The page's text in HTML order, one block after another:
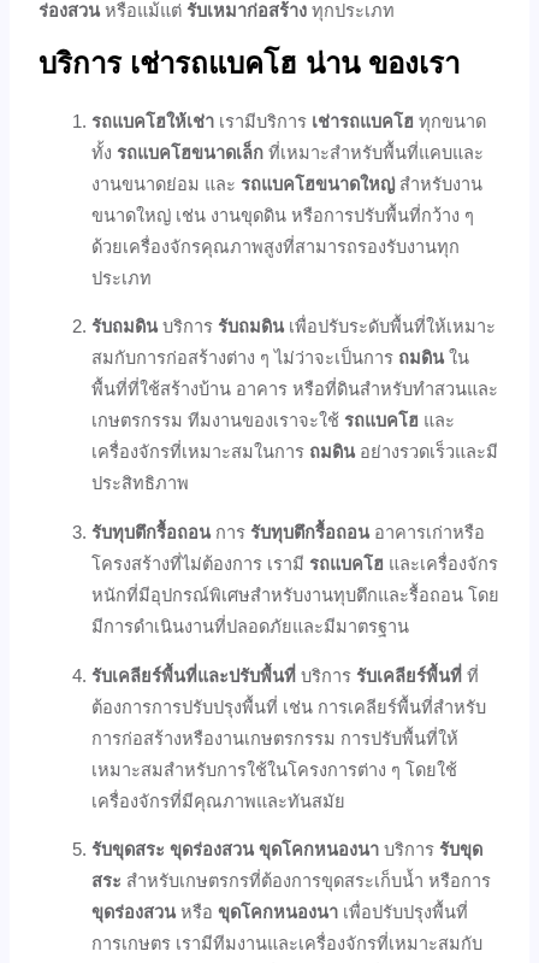
ร่องสวนหรือแม้แต่รับเหมาก่อสร้าง ทุกประเภท
บริการ เช่ารถแบคโฮ น่าน ของเรา
รถแบคโฮให้เช่า เรามีบริการ เช่ารถแบคโฮ ทุกขนาด
ทั้งรถแบคโฮขนาดเล็ก ที่เหมาะสำหรับพื้นที่แคบและ
งานขนาดย่อม และรถแบคโฮขนาดใหญ่สำหรับงาน
ขนาดใหญ่ เช่น งานขุดดิน หรือการปรับพื้นที่กว้าง ๆ
ด้วยเครื่องจักรคุณภาพสูงที่สามารถรองรับงานทุก
ประเภท
รับถมดินบริการรับถมดินเพื่อปรับระดับพื้นที่ให้เหมาะ
สมกับการก่อสร้างต่าง ๆ ไม่ว่าจะเป็นการ ถมดินใน
พื้นที่ที่ใช้สร้างบ้าน อาคาร หรือที่ดินสำหรับทำสวนและ
เกษตรกรรม ทีมงานของเราจะใช้รถแบคโฮ และ
เครื่องจักรที่เหมาะสมในการ ถมดินอย่างรวดเร็วและมี
ประสิทธิภาพ
รับทุบตึกรื้อถอนการรับทุบตึกรื้อถอนอาคารเก่าหรือ
โครงสร้างที่ไม่ต้องการ เรามีรถแบคโฮ และเครื่องจักร
หนักที่มีอุปกรณ์พิเศษสำหรับงานทุบตึกและรื้อถอน โดย
มีการดำเนินงานที่ปลอดภัยและมีมาตรฐาน
รับเคลียร์พื้นที่และปรับพื้นที่ บริการรับเคลียร์พื้นที่ ที่
ต้องการการปรับปรุงพื้นที่ เช่น การเคลียร์พื้นที่สำหรับ
การก่อสร้างหรืองานเกษตรกรรม การปรับพื้นที่ให้
เหมาะสมสำหรับการใช้ในโครงการต่าง ๆ โดยใช้
เครื่องจักรที่มีคุณภาพและทันสมัย
รับขุดสระ ขุดร่องสวน ขุดโคกหนองนา บริการรับขุด
สระ สำหรับเกษตรกรที่ต้องการขุดสระเก็บน้ำ หรือการ
ขุดร่องสวนหรือขุดโคกหนองนา เพื่อปรับปรุงพื้นที่
การเกษตร เรามีทีมงานและเครื่องจักรที่เหมาะสมกับ